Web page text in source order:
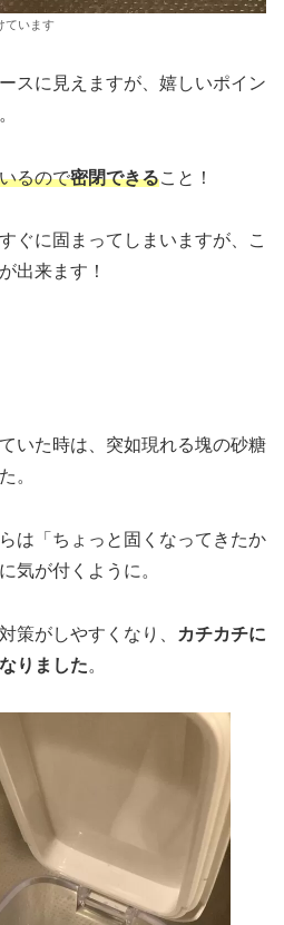
ています
スに見えますが、嬉しいポイン
るので密閉できること！
ぐに固まってしまいますが、こ
出来ます！
いた時は、突如現れる塊の砂糖
。
は「ちょっと固くなってきたか
気が付くように。
策がしやすくなり、
カチカチに
りました。